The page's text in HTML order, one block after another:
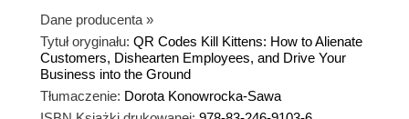
Dane producenta »
Tytuł oryginału: QR Codes Kill Kittens: How to Alienate
Customers, Dishearten Employees, and Drive Your
Business into the Ground
Tłumaczenie: Dorota Konowrocka-Sawa